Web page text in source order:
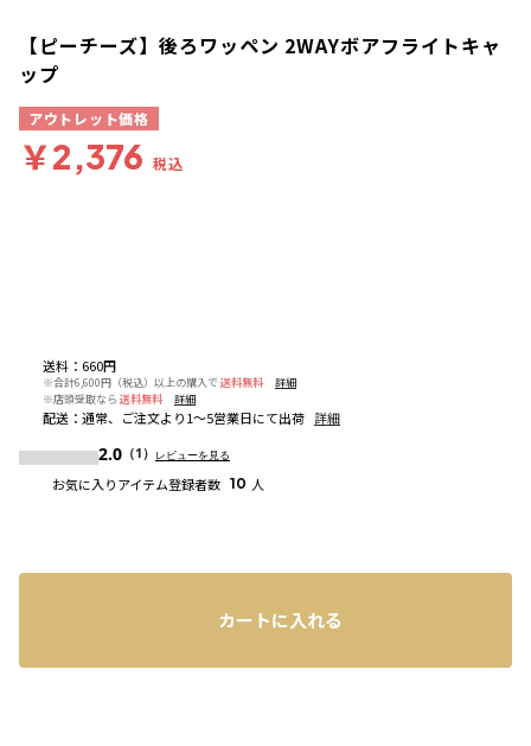
送料 ： 660円
※合計6,600円（税込）以上の購入で 送料無料
詳細
※店頭受取なら 送料無料 詳細
配送 ： 通常、ご注文より1～5営業日にて出荷 詳細
2.0 （1） レビューを見る
お気に入りアイテム登録者数 10 人
【ピーチーズ】後ろワッペン 2WAYボアフライトキャ
ップ
アウトレット価格
￥2,376 税込
カートに入れる